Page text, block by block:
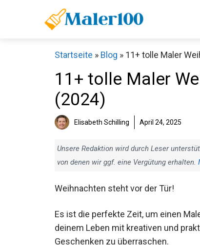
Startseite » Blog » 11+ tolle Maler
11+ tolle Maler
(2024)
Elisabeth Schilling April 24, 2025
Unsere Redaktion wird durch Leser
von denen wir ggf. eine Vergütung erhalten.
Weihnachten steht vor der Tür!
Es ist die perfekte Zeit, um einen
deinem Leben mit kreativen und
Geschenken zu überraschen.